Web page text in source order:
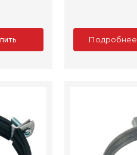
Подробнее